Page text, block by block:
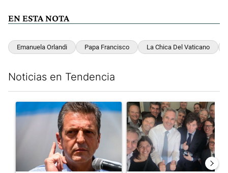
EN ESTA NOTA
Emanuela Orlandi Papa Francisco La Chica Del Vaticano
Noticias en Tendencia
Un artículo de tendencia con el título "Negociaciones en el
Un artículo de tendencia con